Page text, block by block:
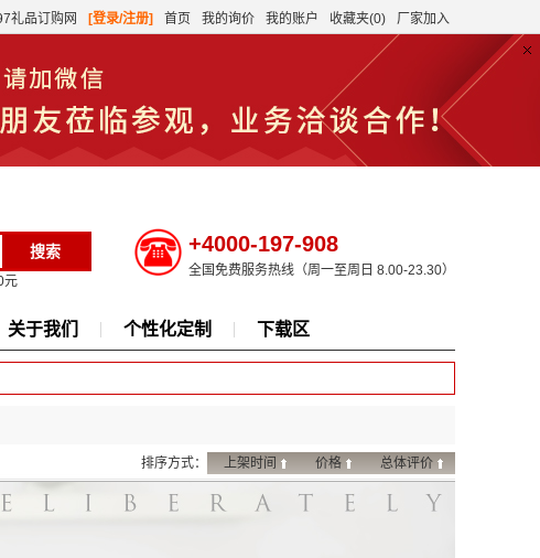
礼品订购网 [登录/注册] 首页 我的询价 我的账户 收藏夹(0) 厂家加入
元
+4000-197-908
全国免费服务热线（周一至周日 8.00-23.30）
关于我们 个性化定制 下载区
排序方式： 上架时间 价格 总体评价